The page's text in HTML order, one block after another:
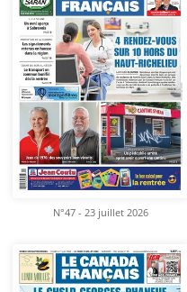
N°47 - 23 juillet 2026